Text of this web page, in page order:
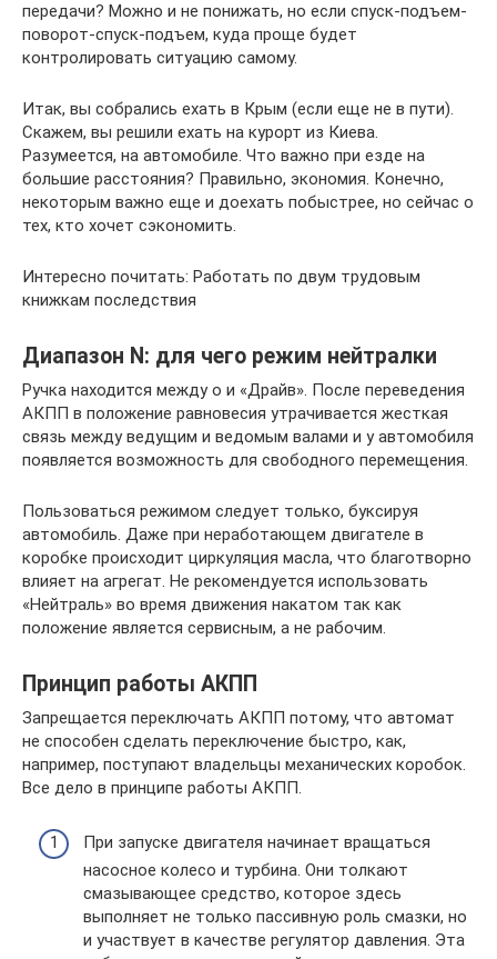
передачи? Можно и не понижать, но если спуск-подъем-
поворот-спуск-подъем, куда проще будет
контролировать ситуацию самому.
Итак, вы собрались ехать в Крым (если еще не в пути).
Скажем, вы решили ехать на курорт из Киева.
Разумеется, на автомобиле. Что важно при езде на
большие расстояния? Правильно, экономия. Конечно,
некоторым важно еще и доехать побыстрее, но сейчас о
тех, кто хочет сэкономить.
Интересно почитать: Работать по двум трудовым
книжкам последствия
Диапазон N: для чего режим нейтралки
Ручка находится между о и «Драйв». После переведения
АКПП в положение равновесия утрачивается жесткая
связь между ведущим и ведомым валами и у автомобиля
появляется возможность для свободного перемещения.
Пользоваться режимом следует только, буксируя
автомобиль. Даже при неработающем двигателе в
коробке происходит циркуляция масла, что благотворно
влияет на агрегат. Не рекомендуется использовать
«Нейтраль» во время движения накатом так как
положение является сервисным, а не рабочим.
Принцип работы АКПП
Запрещается переключать АКПП потому, что автомат
не способен сделать переключение быстро, как,
например, поступают владельцы механических коробок.
Все дело в принципе работы АКПП.
При запуске двигателя начинает вращаться
насосное колесо и турбина. Они толкают
смазывающее средство, которое здесь
выполняет не только пассивную роль смазки, но
и участвует в качестве регулятор давления. Эта